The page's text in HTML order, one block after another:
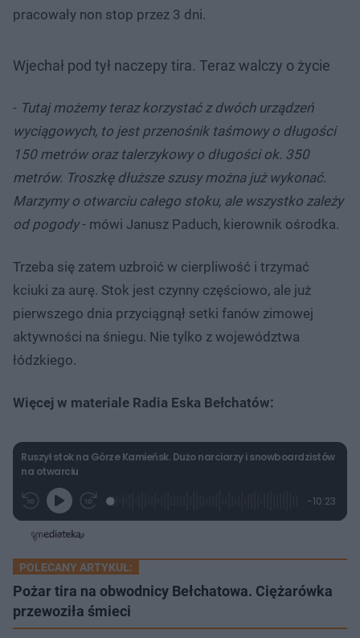
pracowały non stop przez 3 dni.
Wjechał pod tył naczepy tira. Teraz walczy o życie
- Tutaj możemy teraz korzystać z dwóch urządzeń
wyciągowych, to jest przenośnik taśmowy o długości
150 metrów oraz talerzykowy o długości ok. 350
metrów. Troszkę dłuższe szusy można już wykonać.
Marzymy o otwarciu całego stoku, ale wszystko zależy
od pogody- mówi Janusz Paduch, kierownik ośrodka.
Trzeba się zatem uzbroić w cierpliwość i trzymać
kciuki za aurę. Stok jest czynny częściowo, ale już
pierwszego dnia przyciągnął setki fanów zimowej
aktywności na śniegu. Nie tylko z województwa
łódzkiego.
Więcej w materiale Radia Eska Bełchatów:
Ruszył stok na Górze Kamieńsk. Dużo narciarzy i snowboardzistów
na otwarciu
G
j
P
z
e
w
ń
1
0
s
d
o
t
z
ń
1
0
s
d
o
p
L
o
a
:
2
.
4
0
%
P
o
ł
a
s
-10:23
POLECANY ARTYKUŁ:
Pożar tira na obwodnicy Bełchatowa. Ciężarówka
przewoziła śmieci